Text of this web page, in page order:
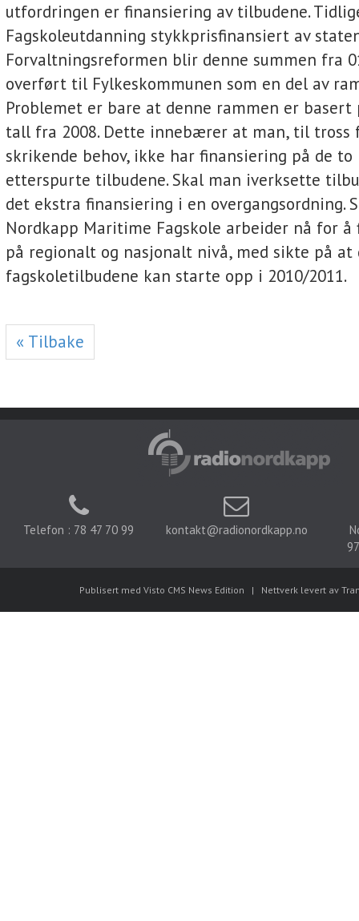
utfordringen er finansiering av tilbudene.
Fagskoleutdanning stykkprisfinansiert av
Forvaltningsreformen blir denne summen fra
overført til Fylkeskommunen som en del av
Problemet er bare at denne rammen er basert
tall fra 2008. Dette innebærer at man, til tross
skrikende behov, ikke har finansiering på de to
etterspurte tilbudene. Skal man iverksette
det ekstra finansiering i en overgangsordning.
Nordkapp Maritime Fagskole arbeider nå for å
på regionalt og nasjonalt nivå, med sikte på at
fagskoletilbudene kan starte opp i 2010/2011.
« Tilbake
Telefon : 78 47 70 99 kontakt@radionordkapp.no
Publisert med Visto CMS News Edition | Nettverk levert av